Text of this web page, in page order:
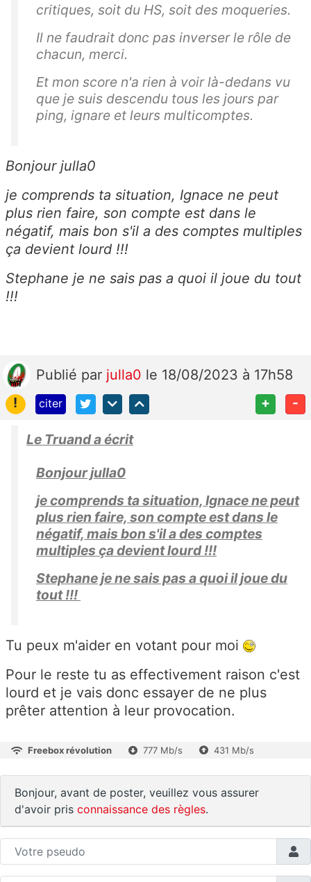
critiques, soit du HS, soit des moqueries.
Il ne faudrait donc pas inverser le rôle de
chacun, merci.
Et mon score n'a rien à voir là-dedans vu
que je suis descendu tous les jours par
ping, ignare et leurs multicomptes.
Bonjour julla0
je comprends ta situation, Ignace ne peut
plus rien faire, son compte est dans le
négatif, mais bon s'il a des comptes multiples
ça devient lourd !!!
Stephane je ne sais pas a quoi il joue du tout
!!!
Publié par julla0 le 18/08/2023 à 17h58
!
citer + -
Le Truand a écrit
Bonjour julla0
je comprends ta situation, Ignace ne peut
plus rien faire, son compte est dans le
négatif, mais bon s'il a des comptes
multiples ça devient lourd !!!
Stephane je ne sais pas a quoi il joue du
tout !!!
Tu peux m'aider en votant pour moi
Pour le reste tu as effectivement raison c'est
lourd et je vais donc essayer de ne plus
prêter attention à leur provocation.
Freebox révolution 777 Mb/s 431 Mb/s
Bonjour, avant de poster, veuillez vous assurer
d'avoir pris connaissance des règles.